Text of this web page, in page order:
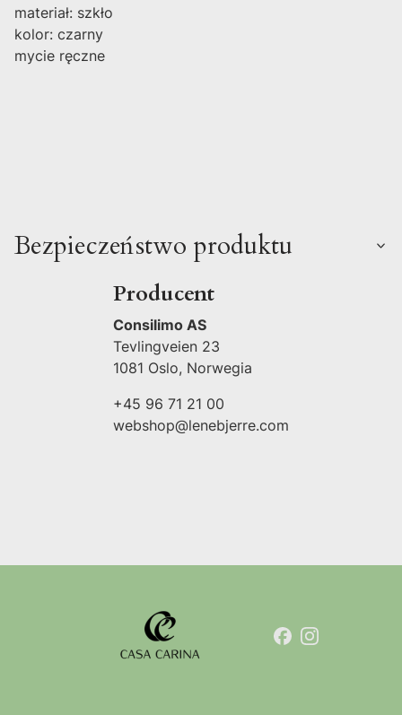
materiał: szkło
kolor: czarny
mycie ręczne
Bezpieczeństwo produktu
Producent
Consilimo AS
Tevlingveien 23
1081 Oslo, Norwegia
+45 96 71 21 00
webshop@lenebjerre.com